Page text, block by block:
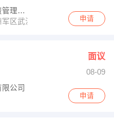
武汉市中投恒泰医院投资管理有限责任公司
军区武汉总医院南湖妇产医院
申请
面议
08-09
公司
申请